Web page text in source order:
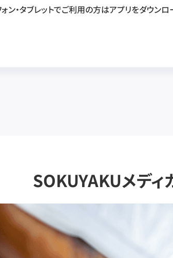
ン・タブレットでご利用の方はアプリをダウンロ
SOKUYAKUメディ